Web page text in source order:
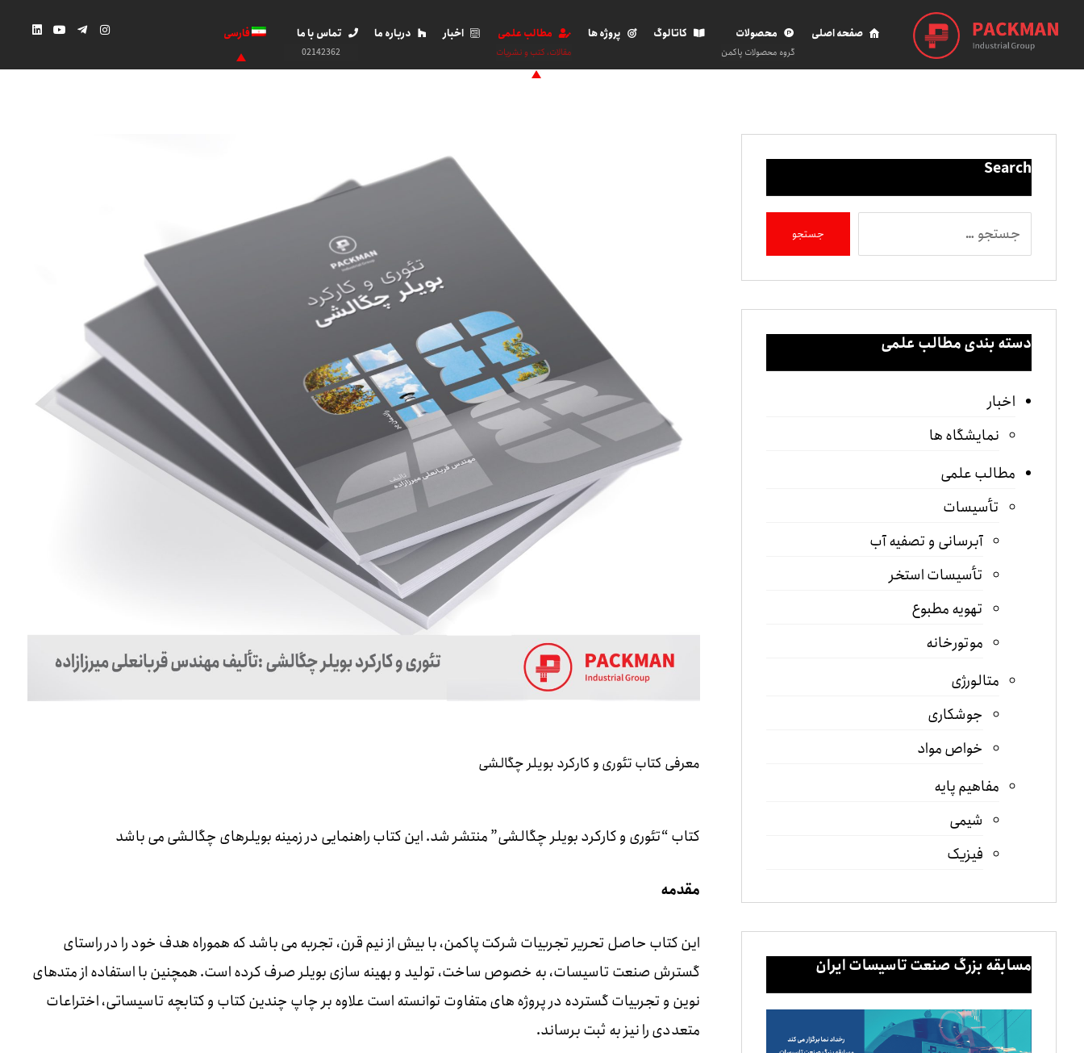
صفحه اصلی محصولات
گروه محصولات پاکمن
کاتالوگ پروژه ها مطالب علمی
مقالات، کتب و نشریات
اخبار درباره ما تماس با ما
02142362
فارسی
معرفی کتاب تئوری و کارکرد بویلر چگالشی
کتاب “تئوری و کارکرد بویلر چگالشی” منتشر شد. این کتاب راهنمایی در زمینه بویلرهای چگالشی می باشد
مقدمه
این کتاب حاصل تحریر تجربیات شرکت پاکمن، با بیش از نیم قرن، تجربه می باشد که هموراه هدف خود را در راستای
گسترش صنعت تاسیسات، به خصوص ساخت، تولید و بهینه سازی بویلر صرف کرده است. همچنین با استفاده از متدهای
نوین و تجربیات گسترده در پروژه های متفاوت توانسته است علاوه بر چاپ چندین کتاب و کتابچه تاسیساتی، اختراعات
متعددی را نیز به ثبت برساند.
Search
دسته بندی مطالب علمی
اخبار
نمایشگاه ها
مطالب علمی
تأسیسات
آبرسانی و تصفیه آب
تأسیسات استخر
تهویه مطبوع
موتورخانه
متالورژی
جوشکاری
خواص مواد
مفاهیم پایه
شیمی
فیزیک
مسابقه بزرگ صنعت تاسیسات ایران